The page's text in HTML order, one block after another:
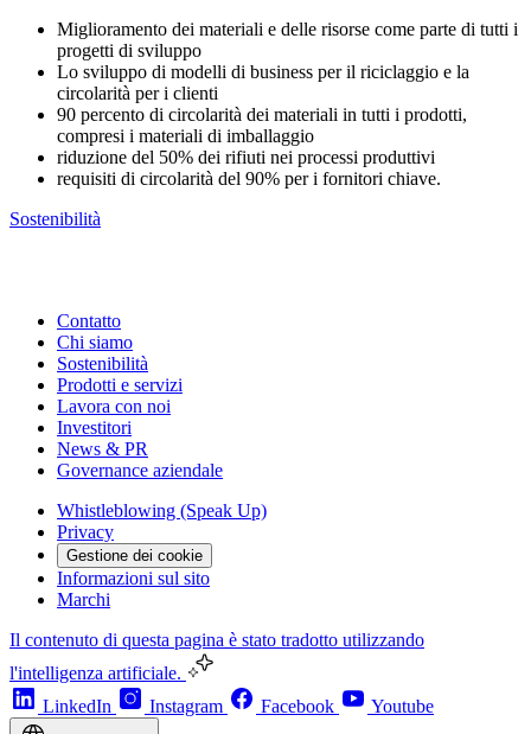
Miglioramento dei materiali e delle risorse come parte di tutti i
progetti di sviluppo
Lo sviluppo di modelli di business per il riciclaggio e la
circolarità per i clienti
90 percento di circolarità dei materiali in tutti i prodotti,
compresi i materiali di imballaggio
riduzione del 50% dei rifiuti nei processi produttivi
requisiti di circolarità del 90% per i fornitori chiave.
Sostenibilità
Contatto
Chi siamo
Sostenibilità
Prodotti e servizi
Lavora con noi
Investitori
News & PR
Governance aziendale
Whistleblowing (Speak Up)
Privacy
Gestione dei cookie
Informazioni sul sito
Marchi
Il contenuto di questa pagina è stato tradotto utilizzando
l'intelligenza artificiale.
LinkedIn
Instagram Facebook Youtube